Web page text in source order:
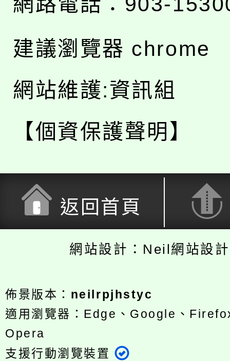
建議瀏覽器 chrome
網站維護:資訊組
【個資保護聲明】
返回首頁
網站設計：Neil網站設
佈景版本： neilrpjhstyc
適用瀏覽器：Edge、Google、
Opera
支援行動瀏覽裝置